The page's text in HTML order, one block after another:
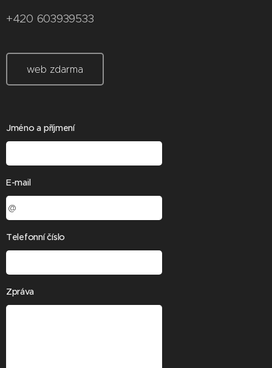
+420 603939533
web zdarma
Jméno a příjmení
E-mail
Telefonní číslo
Zpráva